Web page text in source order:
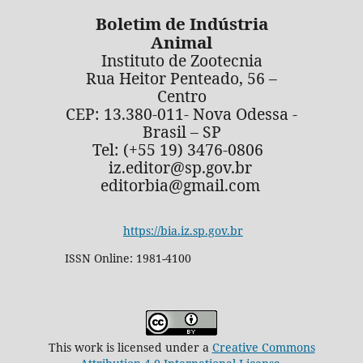
Boletim de Indústria
Animal
Instituto de Zootecnia
Rua Heitor Penteado, 56 –
Centro
CEP: 13.380-011- Nova Odessa -
Brasil – SP
Tel: (+55 19) 3476-0806
iz.editor@sp.gov.br
editorbia@gmail.com
https://bia.iz.sp.gov.br
ISSN Online: 1981-4100
This work is licensed under a Creative Commons